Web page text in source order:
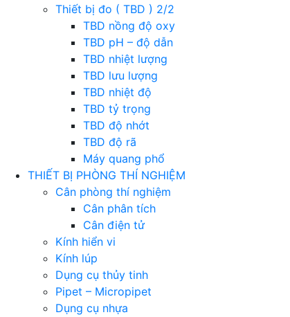
Thiết bị đo ( TBD ) 2/2
TBD nồng độ oxy
TBD pH – độ dẫn
TBD nhiệt lượng
TBD lưu lượng
TBD nhiệt độ
TBD tỷ trọng
TBD độ nhớt
TBD độ rã
Máy quang phổ
THIẾT BỊ PHÒNG THÍ NGHIỆM
Cân phòng thí nghiệm
Cân phân tích
Cân điện tử
Kính hiển vi
Kính lúp
Dụng cụ thủy tinh
Pipet – Micropipet
Dụng cụ nhựa